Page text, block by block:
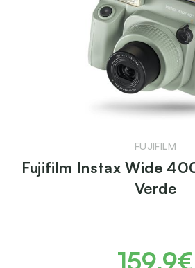
FUJIFILM
Fujifilm Instax Wide
Verde
159,9€